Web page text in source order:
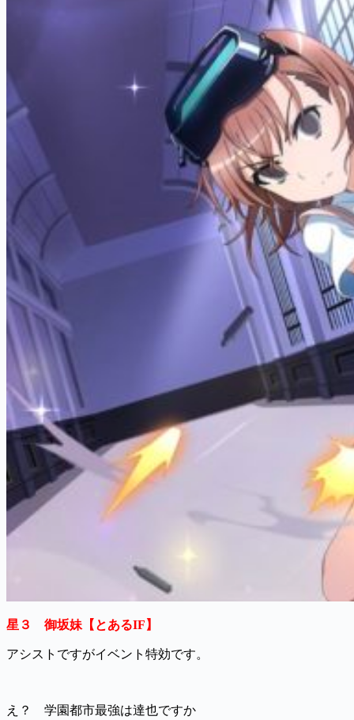
星３ 御坂妹【とあるIF】
アシストですがイベント特効です。
え？ 学園都市最強は達也ですか